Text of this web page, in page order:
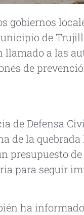
gobiernos
de
a las
de
de Defensa
de la
presupuesto
para seguir
ha